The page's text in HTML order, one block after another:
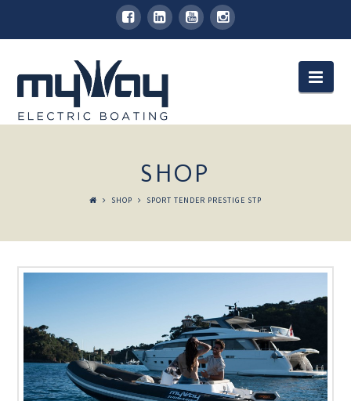
SHOP
SHOP SPORT TENDER PRESTIGE STP